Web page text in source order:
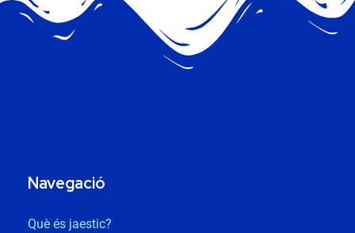
Navegació
Què és jaestic?